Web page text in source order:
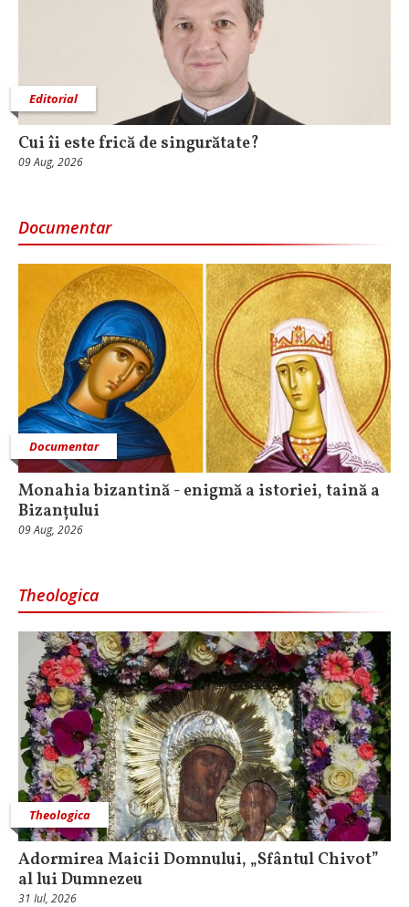
Editorial
Cui îi este frică de singurătate?
09 Aug, 2026
Documentar
Documentar
Monahia bizantină - enigmă a istoriei, taină a
Bizanțului
09 Aug, 2026
Theologica
Theologica
Adormirea Maicii Domnului, „Sfântul Chivot”
al lui Dumnezeu
31 Iul, 2026